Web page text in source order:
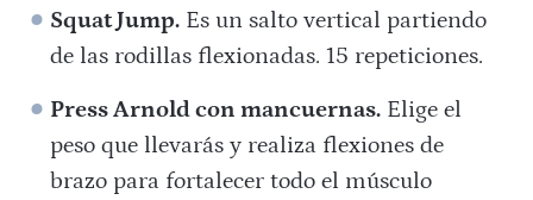
Squat Jump. Es un salto vertical partiendo
de las rodillas flexionadas. 15 repeticiones.
Press Arnold con mancuernas. Elige el
peso que llevarás y realiza flexiones de
brazo para fortalecer todo el músculo